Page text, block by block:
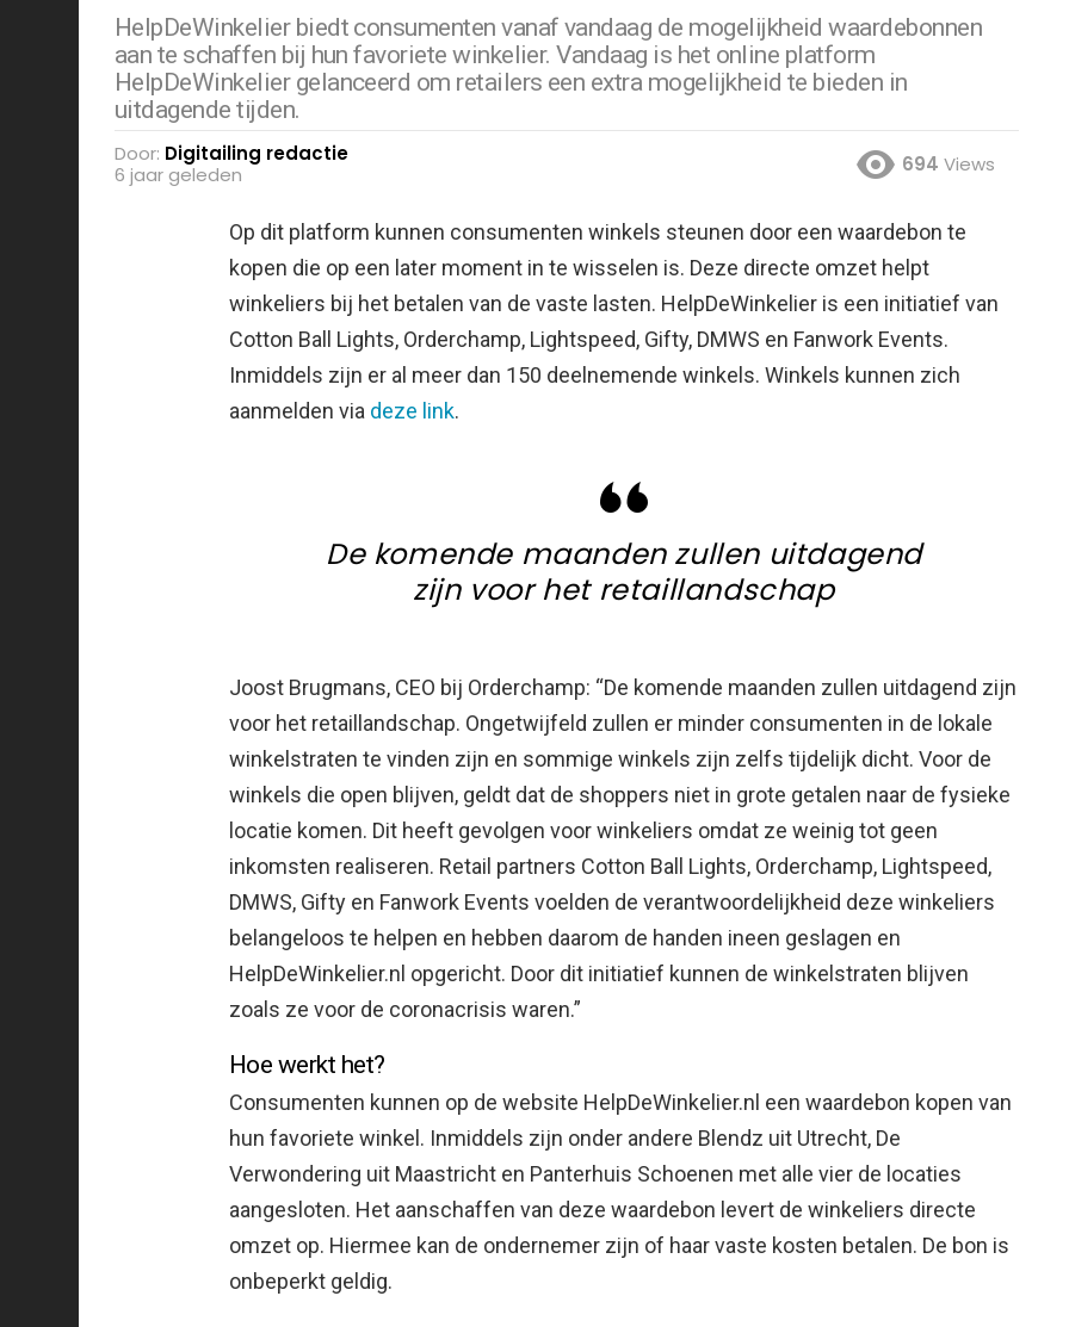
HelpDeWinkelier biedt consumenten vanaf vandaag de mogelijkheid waardebonnen
aan te schaffen bij hun favoriete winkelier. Vandaag is het online platform
HelpDeWinkelier gelanceerd om retailers een extra mogelijkheid te bieden in
uitdagende tijden.
Door: Digitailing redactie
6 jaar geleden
694 Views
Op dit platform kunnen consumenten winkels steunen door een waardebon te
kopen die op een later moment in te wisselen is. Deze directe omzet helpt
winkeliers bij het betalen van de vaste lasten. HelpDeWinkelier is een initiatief van
Cotton Ball Lights, Orderchamp, Lightspeed, Gifty, DMWS en Fanwork Events.
Inmiddels zijn er al meer dan 150 deelnemende winkels. Winkels kunnen zich
aanmelden via deze link.
De komende maanden zullen uitdagend
zijn voor het retaillandschap
Joost Brugmans, CEO bij Orderchamp: “De komende maanden zullen uitdagend zijn
voor het retaillandschap. Ongetwijfeld zullen er minder consumenten in de lokale
winkelstraten te vinden zijn en sommige winkels zijn zelfs tijdelijk dicht. Voor de
winkels die open blijven, geldt dat de shoppers niet in grote getalen naar de fysieke
locatie komen. Dit heeft gevolgen voor winkeliers omdat ze weinig tot geen
inkomsten realiseren. Retail partners Cotton Ball Lights, Orderchamp, Lightspeed,
DMWS, Gifty en Fanwork Events voelden de verantwoordelijkheid deze winkeliers
belangeloos te helpen en hebben daarom de handen ineen geslagen en
HelpDeWinkelier.nl opgericht. Door dit initiatief kunnen de winkelstraten blijven
zoals ze voor de coronacrisis waren.”
Hoe werkt het?
Consumenten kunnen op de website HelpDeWinkelier.nl een waardebon kopen van
hun favoriete winkel. Inmiddels zijn onder andere Blendz uit Utrecht, De
Verwondering uit Maastricht en Panterhuis Schoenen met alle vier de locaties
aangesloten. Het aanschaffen van deze waardebon levert de winkeliers directe
omzet op. Hiermee kan de ondernemer zijn of haar vaste kosten betalen. De bon is
onbeperkt geldig.